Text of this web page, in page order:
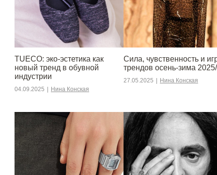
TUECO: эко-эстетика как
новый тренд в обувной
индустрии
04.09.2025 Нина Конская
Сила, чувственность и
трендов осень-зима
27.05.2025 Нина Конская